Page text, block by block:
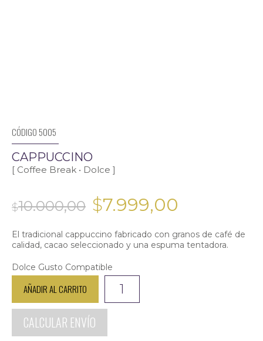
CÓDIGO 5005
CAPPUCCINO
[ Coffee Break • Dolce ]
10.000,00
El
precio
original
era:
$10.000,00.
$7.999,00
actual
El tradicional cappuccino fabricado con granos de café de
calidad, cacao seleccionado y una espuma tentadora.
Dolce Gusto Compatible
cantidad
AÑADIR AL CARRITO
CALCULAR ENVÍO